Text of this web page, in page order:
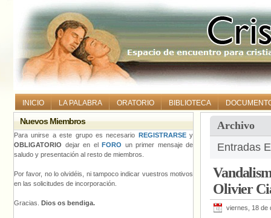
INICIO LA PALABRA ORATORIO BIBLIOTECA
Archivo
Entradas
Olivier
viernes, 18 de
Nuevos Miembros
Para unirse a este grupo es necesario REGISTRARSEy
OBLIGATORIO dejar en el FORO un primer mensaje de
saludo y presentación al resto de miembros.
Por favor, no lo olvidéis, ni tampoco indicar vuestros motivos
en las solicitudes de incorporación.
Gracias. Dios os bendiga.